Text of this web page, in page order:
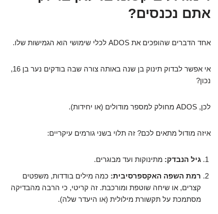
אתם נכנסים?
אחד הדברים שהופכים את ADOS לכלי שימושי הוא הגמישות שלו.
אי אפשר לבדוק תינוק בן שנה באותה צורה שבה בודקים נער בן 16,
נכון?
לכן, ADOS מחולק למספר מודולים (או יחידות).
איזה מודול מתאים לכם? זה תלוי בשני גורמים עיקריים:
גיל הנבדק: מתינוקות ועד מבוגרים.
רמת השפה האקספרסיבית: כמה מילים בודדות, משפטים
קצרים, או שיחה שוטפת ומורכבת. זה קריטי, כי הרבה מהבדיקה
מסתמכת על תקשורת מילולית (או היעדר שלה).